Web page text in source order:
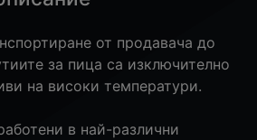
от продавача до
за пица са изключително
на високи температури.
в най-различни